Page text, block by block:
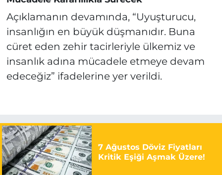
Açıklamanın devamında, “Uyuşturucu,
insanlığın en büyük düşmanıdır. Buna
cüret eden zehir tacirleriyle ülkemiz ve
insanlık adına mücadele etmeye devam
edeceğiz” ifadelerine yer verildi.
7 Ağustos Döviz Fiyatları
Kritik Eşiği Aşmak Üzere!